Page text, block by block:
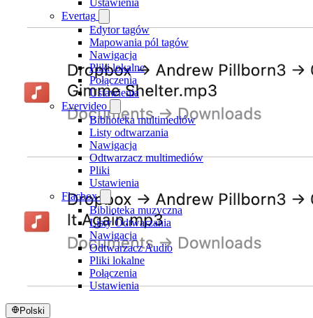
Ustawienia
Evertag
Edytor tagów
Mapowania pól tagów
Nawigacja
Pliki lokalne
Połączenia
Ustawienia
Evervideo
Biblioteka multimediów
Listy odtwarzania
Nawigacja
Odtwarzacz multimediów
Pliki
Ustawienia
Flacbox
Biblioteka muzyczna
Listy Odtwarzania
Nawigacja
Odtwarzacz Audio
Pliki lokalne
Połączenia
Ustawienia
Polski